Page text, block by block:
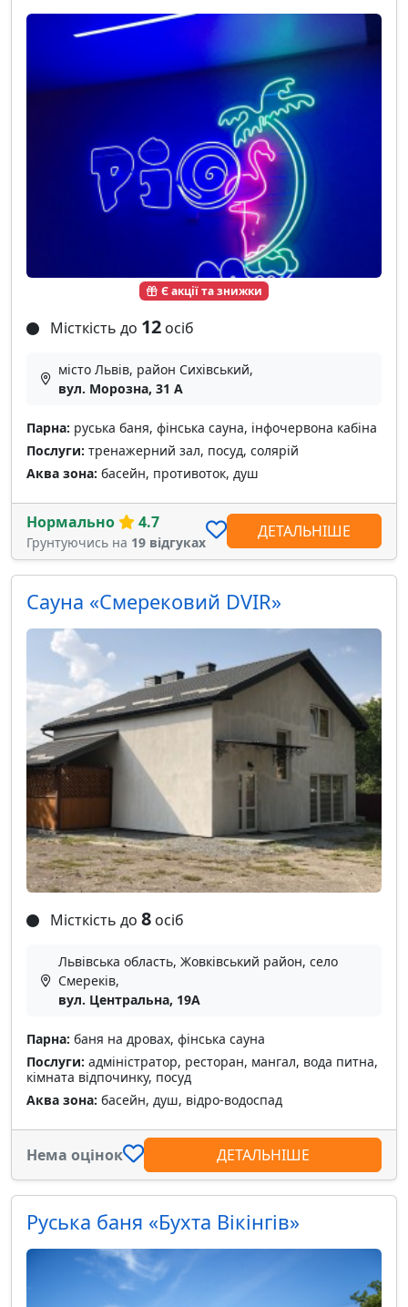
Є акції та знижки
Місткість до 12 осіб
місто Львів, район Сихівський,
вул. Морозна, 31 А
Парна: руська баня, фінська сауна, інфочервона кабіна
Послуги: тренажерний зал, посуд, солярій
Аква зона: басейн, противоток, душ
Нормально 4.7
Грунтуючись на 19 відгуках
ДЕТАЛЬНІШЕ
Сауна «Смерековий DVIR»
Місткість до 8 осіб
Львівська область, Жовківський район, село
Смереків,
вул. Центральна, 19А
Парна: баня на дровах, фінська сауна
Послуги: адміністратор, ресторан, мангал, вода питна,
кімната відпочинку, посуд
Аква зона: басейн, душ, відро-водоспад
Нема оцінок ДЕТАЛЬНІШЕ
Руська баня «Бухта Вікінгів»